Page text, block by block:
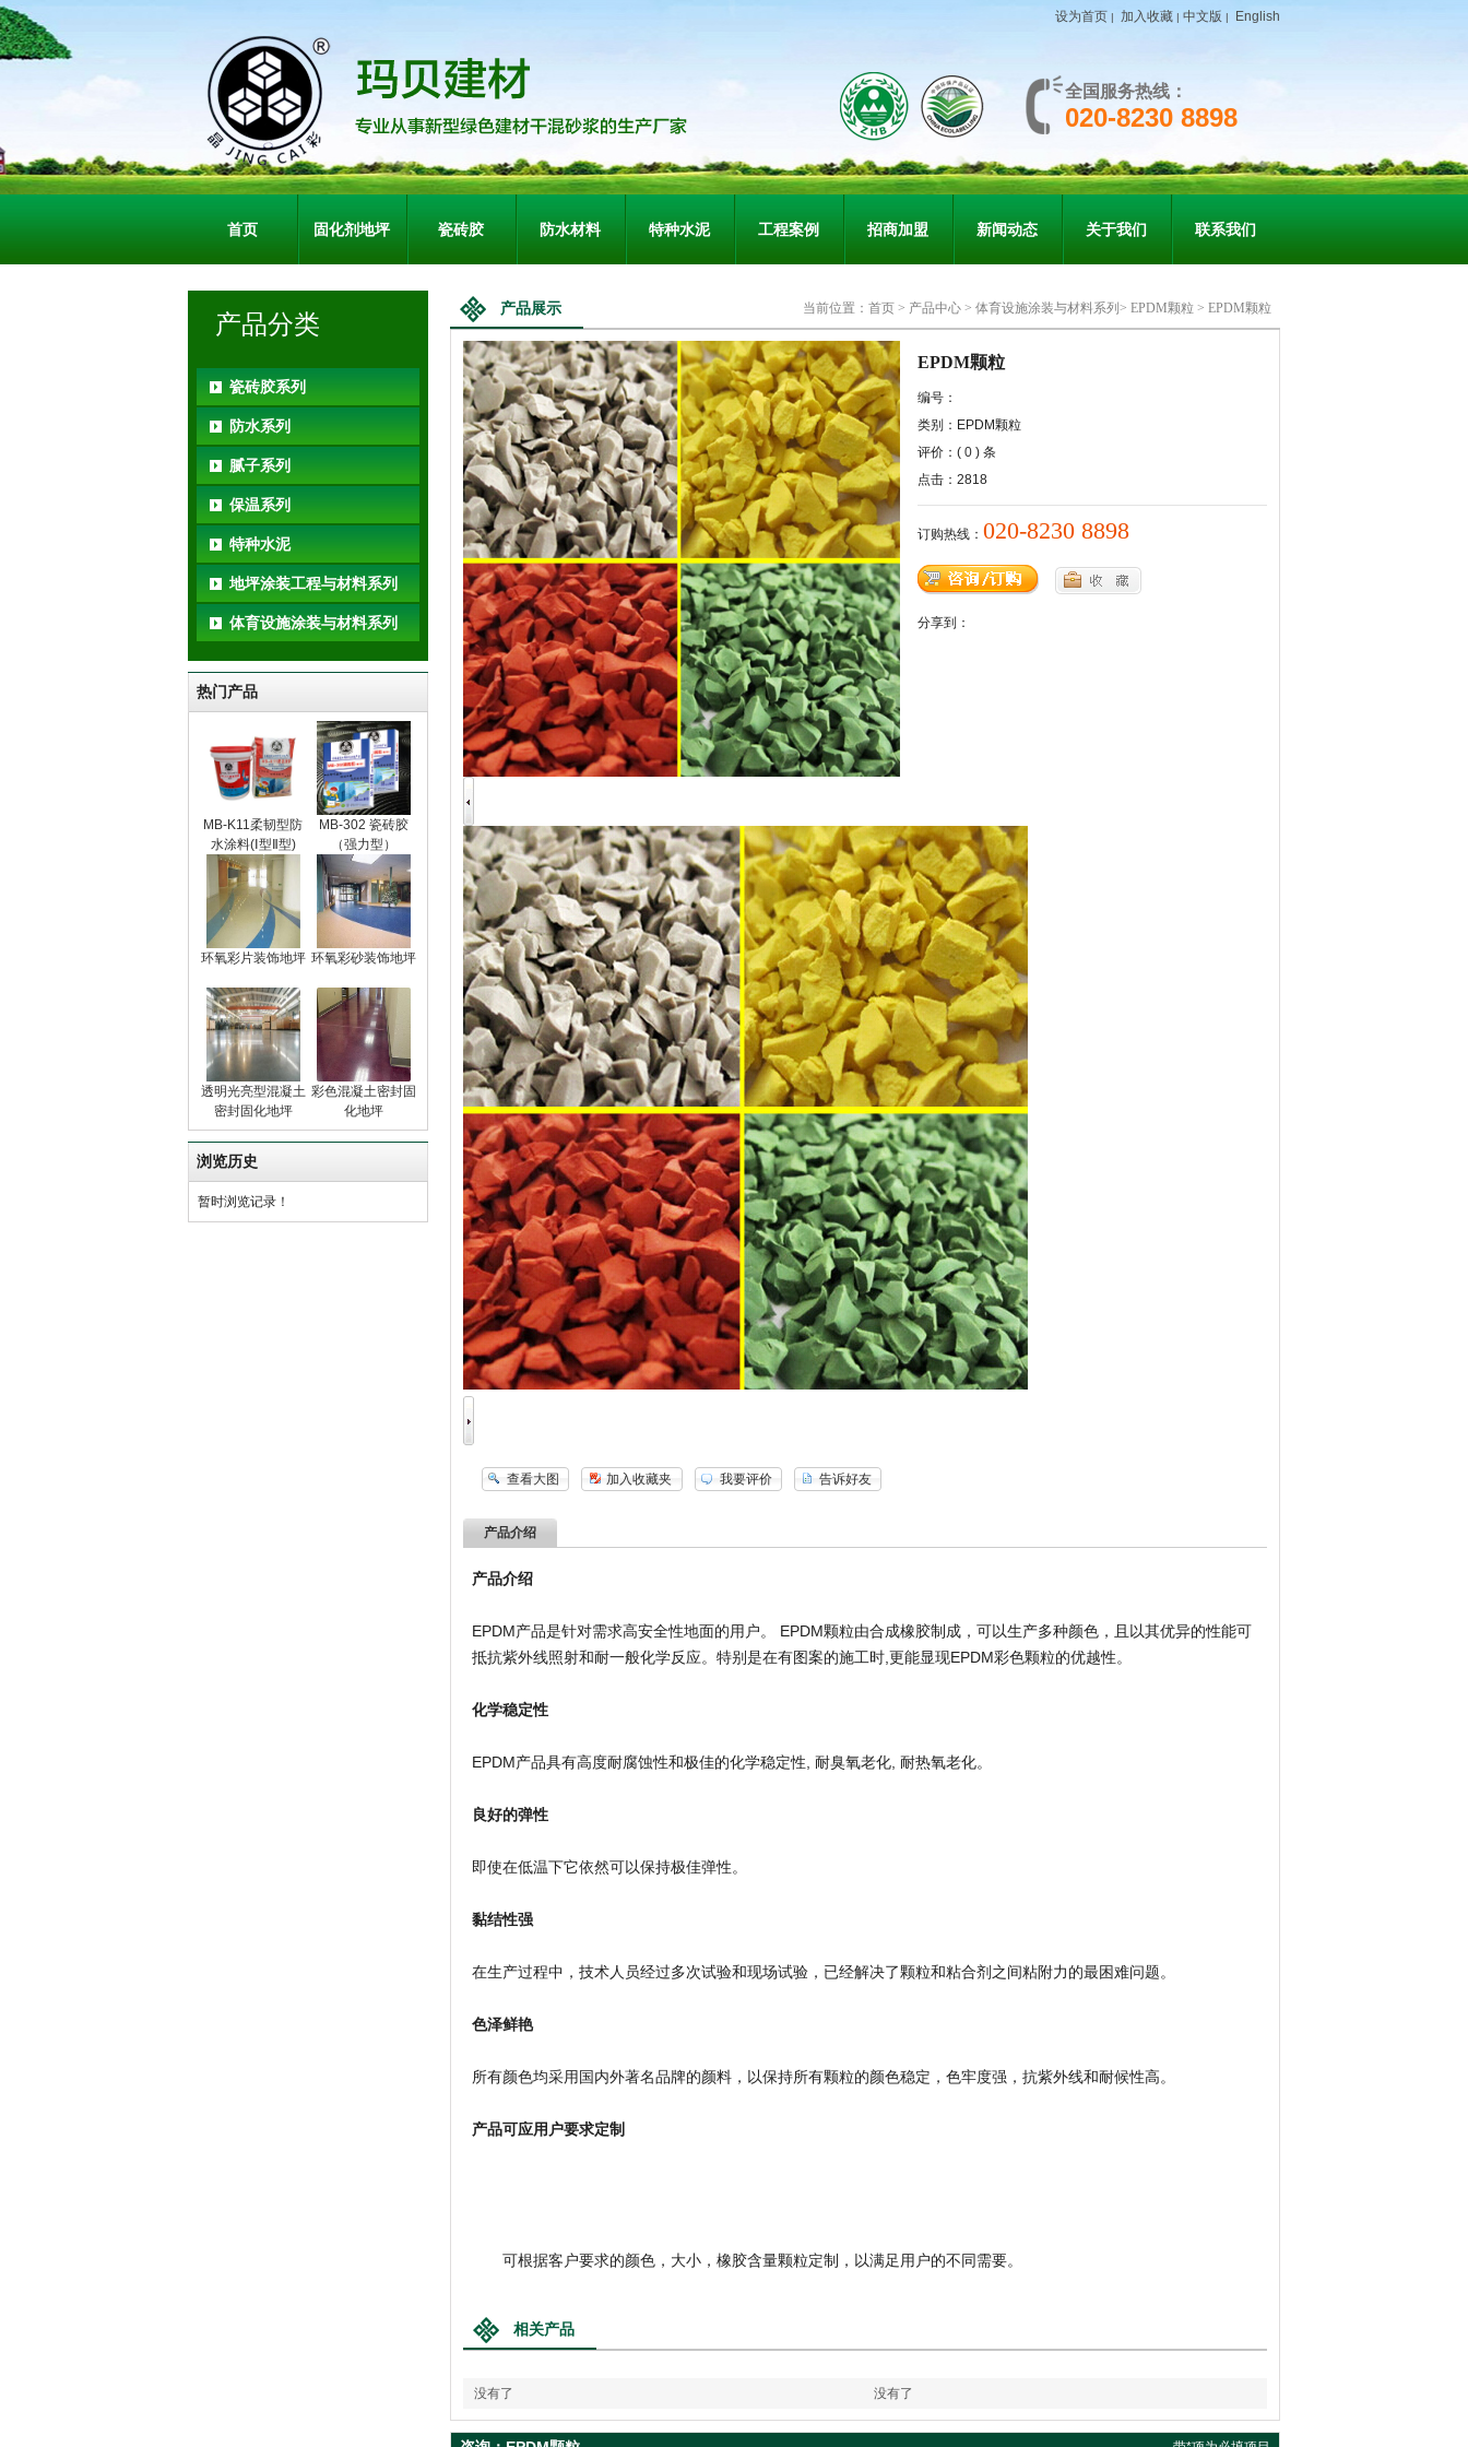
设为首页 | 加入收藏 | 中文版 | English
全国服务热线：
020-8230 8898
首页 固化剂地坪 瓷砖胶 防水材料 特种水泥 工程案例 招商加盟 新闻动态 关于我们 联系我们
产品分类
瓷砖胶系列
防水系列
腻子系列
保温系列
特种水泥
地坪涂装工程与材料系列
体育设施涂装与材料系列
热门产品
MB-K11柔韧型防
水涂料(Ⅰ型Ⅱ型)
MB-302 瓷砖胶
（强力型）
环氧彩片装饰地坪 环氧彩砂装饰地坪
透明光亮型混凝土
密封固化地坪
彩色混凝土密封固
化地坪
浏览历史
暂时浏览记录！
产品展示 当前位置： 首页 > 产品中心 > 体育设施涂装与材料系列 > EPDM颗粒 > EPDM颗粒
查看大图 加入收藏夹 我要评价 告诉好友
EPDM颗粒
编号：
类别：EPDM颗粒
评价：( 0 ) 条
点击：2818
订购热线： 020-8230 8898
分享到：
产品介绍
产品介绍
EPDM产品是针对需求高安全性地面的用户。 EPDM颗粒由合成橡胶制成，可以生产多种颜色，且以其优异的性能可
抵抗紫外线照射和耐一般化学反应。特别是在有图案的施工时,更能显现EPDM彩色颗粒的优越性。
化学稳定性
EPDM产品具有高度耐腐蚀性和极佳的化学稳定性, 耐臭氧老化, 耐热氧老化。
良好的弹性
即使在低温下它依然可以保持极佳弹性。
黏结性强
在生产过程中，技术人员经过多次试验和现场试验，已经解决了颗粒和粘合剂之间粘附力的最困难问题。
色泽鲜艳
所有颜色均采用国内外著名品牌的颜料，以保持所有颗粒的颜色稳定，色牢度强，抗紫外线和耐候性高。
产品可应用户要求定制
可根据客户要求的颜色，大小，橡胶含量颗粒定制，以满足用户的不同需要。
相关产品
没有了 没有了